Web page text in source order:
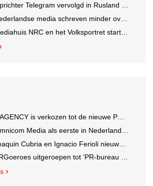
Telegram vervolgd in Rusland voor 'hulp aan terroristen'
media schreven minder over dit WK
NRC en het Volksportret starten strategisch partnership voor AI-gedreven marktonderzoek
is verkozen tot de nieuwe PR-partner van KoRo
Media als eerste in Nederland actief met advertenties in ChatGPT
en Ignacio Ferioli nieuwe Global CCO’s GUT, Renata Neumann Global Head of Production
uitgeroepen tot ‘PR-bureau van het jaar 2026’